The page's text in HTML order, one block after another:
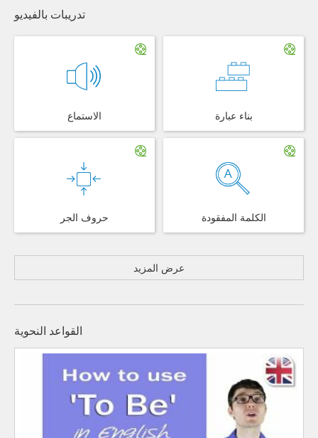
تدريبات بالفيديو
الاستماع بناء عبارة
حروف الجر الكلمة المفقودة
عرض المزيد
القواعد النحوية